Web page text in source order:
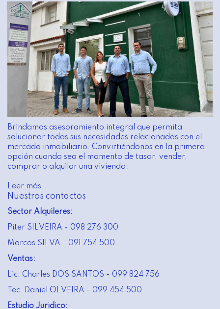
Brindamos asesoramiento integral que permita
solucionar todas sus necesidades relacionadas con el
mercado inmobiliario. Convirtiéndonos en la primera
opción cuando sea el momento de tasar, vender,
comprar o alquilar una vivienda.
Leer más
Nuestros contactos
Sector Alquileres:
Piter SILVEIRA - 098 276 300
Marcos SILVA - 091 754 500
Ventas:
Lic. Charles DOS SANTOS - 099 824 756
Tec. Daniel OLVEIRA - 099 454 500
Estudio Juridico: